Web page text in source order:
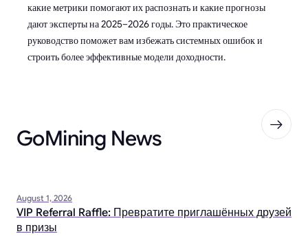
какие метрики помогают их распознать и какие прогнозы
дают эксперты на 2025–2026 годы. Это практическое
руководство поможет вам избежать системных ошибок и
строить более эффективные модели доходности.
GoMining News
August 1, 2026
VIP Referral Raffle: Превратите приглашённых друзей
в призы